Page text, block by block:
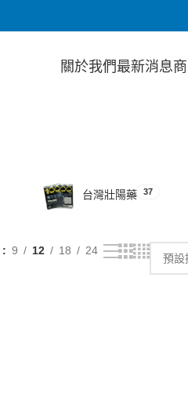
關於我們最新消息
台灣壯陽藥 37
9 12 18 24